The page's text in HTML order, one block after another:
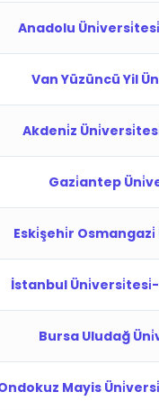
Anadolu
Van Yüzüncü Yil
Akdeni̇z
Gazi̇antep
Eski̇şehi̇r
İstanbul
Bursa Uludağ
Mayis